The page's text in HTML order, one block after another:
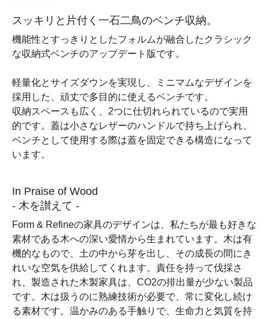
スッキリと片付く一石二鳥のベンチ収納。
機能性とすっきりとしたフォルムが融合したクラシック
な収納式ベンチのアップデート版です。
軽量化とサイズダウンを実現し、ミニマムなデザインを
採用した、頑丈で多目的に使えるベンチです。
収納スペースも広く、2つに仕切れられているので実用
的です。蓋は小さなレザーのハンドルで持ち上げられ、
ベンチとして使用する際は蓋を固定できる構造になって
います。
In Praise of Wood
- 木を讃えて -
Form & Refineの家具のデザインは、私たちが最も好きな
素材である木への深い愛情から生まれています。木は有
機的なもので、土の中から芽を出し、その成長の間にき
れいな空気を供給してくれます。責任を持って伐採さ
れ、製造された木製家具は、CO2の排出量が少ない製品
です。木は扱うのに熟練技術が必要で、常に変化し続け
る素材です。温かみのある手触りで、生命力と気質を持